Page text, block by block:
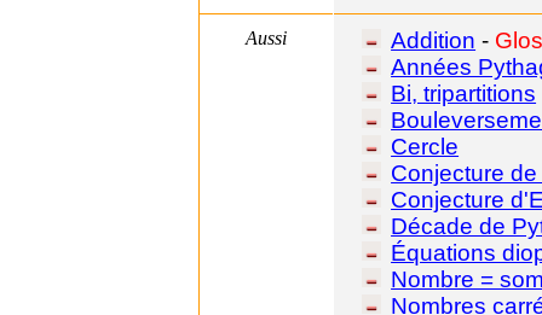
Aussi Addition -
Années
Bi, tripartitions
Cercle
Conjecture
Conjecture
Décade de
Équations
Nombre =
Nombres